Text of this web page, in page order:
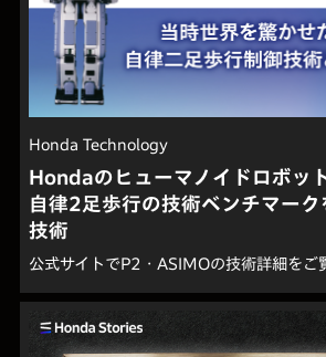
Honda Technology
Hondaのヒューマノイドロボッ
自律2足歩行の技術ベンチマーク
技術
公式サイトでP2・ASIMOの技術詳細をご